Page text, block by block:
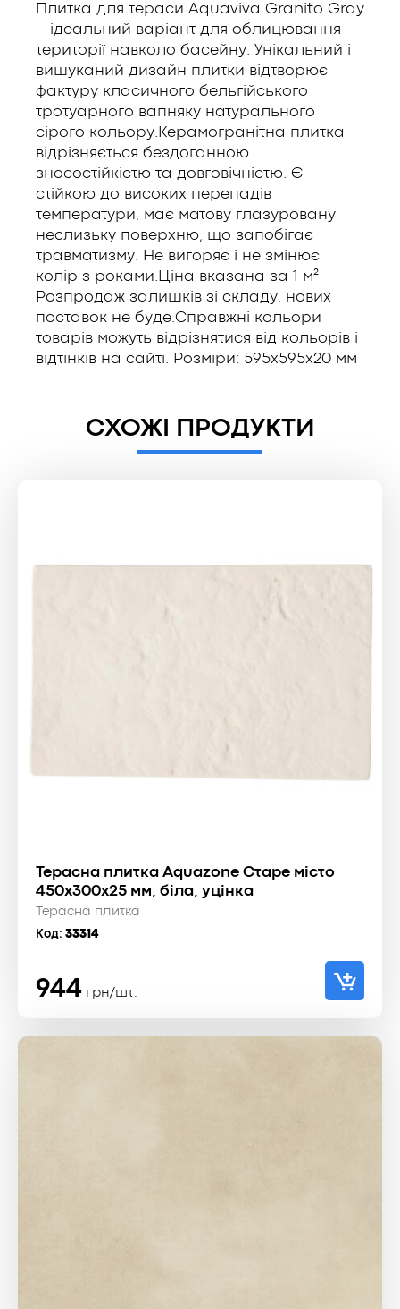
Плитка для тераси Aquaviva Granito Gray
– ідеальний варіант для облицювання
території навколо басейну. Унікальний і
вишуканий дизайн плитки відтворює
фактуру класичного бельгійського
тротуарного вапняку натурального
сірого кольору.Керамогранітна плитка
відрізняється бездоганною
зносостійкістю та довговічністю. Є
стійкою до високих перепадів
температури, має матову глазуровану
неслизьку поверхню, що запобігає
травматизму. Не вигоряє і не змінює
колір з роками.Ціна вказана за 1 м²
Розпродаж залишків зі складу, нових
поставок не буде.Справжні кольори
товарів можуть відрізнятися від кольорів і
відтінків на сайті. Розміри: 595x595x20 мм
СХОЖІ ПРОДУКТИ
Терасна плитка Aquazone Старе місто
450х300х25 мм, біла, уцінка
Терасна плитка
Код: 33314
944 грн/шт.